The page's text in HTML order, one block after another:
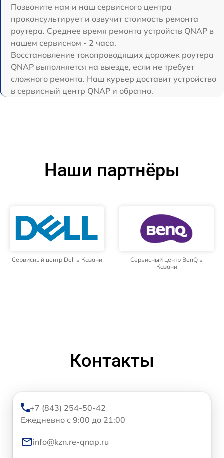
Позвоните нам и наш сервисного центра
проконсультирует и озвучит стоимость ремонта
роутера. Среднее время ремонта устройств QNAP в
нашем сервисном - 2 часа.
Восстановление токопроводящих дорожек роутера
QNAP выполняется на выезде, если не требует
сложного ремонта. Наш курьер доставит устройство
в сервисный центр QNAP и обратно.
Наши партнёры
Сервисный центр Dell в Казани
Сервисный центр BenQ в
Казани
Контакты
+7 (843) 254-50-42
Ежедневно с 9:00 до 21:00
info@kzn.re-qnap.ru